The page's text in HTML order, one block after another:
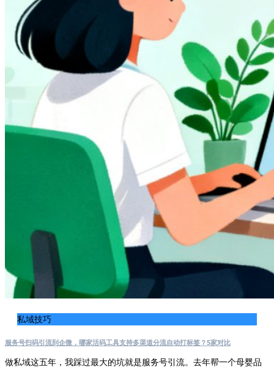
私域技巧
服务号扫码引流到企微，哪家活码工具支持多渠道分流自动打标签？5家对比
做私域这五年，我踩过最大的坑就是服务号引流。去年帮一个母婴品